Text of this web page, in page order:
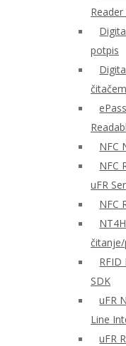
potpis
čitačem
NFC
NFC
uFR
NFC
SDK
uFR
Line
uFR